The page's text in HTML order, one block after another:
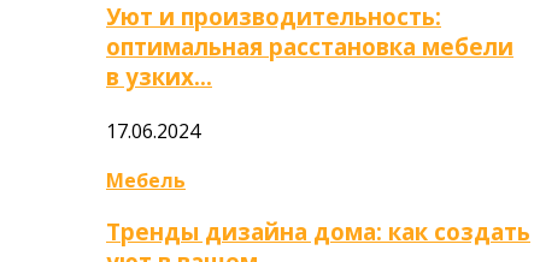
Уют и производительность:
оптимальная расстановка мебели
в узких…
17.06.2024
Мебель
Тренды дизайна дома: как создать